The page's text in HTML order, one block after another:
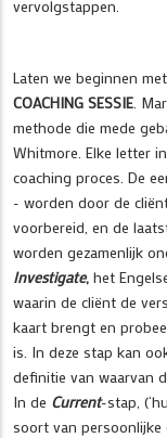
vervolgstappen.
Laten we beginnen
COACHING SESSIE .
methode die mede
Whitmore. Elke letter
coaching proces. De
- worden door de
voorbereid, en de
worden gezamenlijk
Investigate, het
waarin de cliënt de
kaart brengt en
is. In deze stap kan
definitie van waarvan
In de Current-stap,
soort van persoonlijke